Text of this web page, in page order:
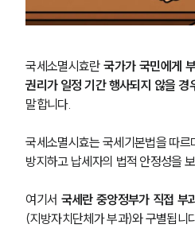
국세소멸시효란 국가가 국민에게
권리가 일정 기간 행사되지 않을 경
말합니다.
국세소멸시효는 국세기본법을 따
방지하고 납세자의 법적 안정성을
여기서 국세란 중앙정부가 직접 부
(지방자치단체가 부과)와 구별됩니